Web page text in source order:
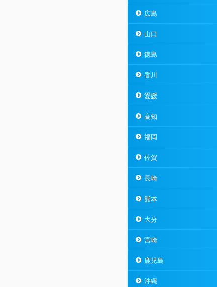
広島
山口
徳島
香川
愛媛
高知
福岡
佐賀
長崎
熊本
大分
宮崎
鹿児島
沖縄